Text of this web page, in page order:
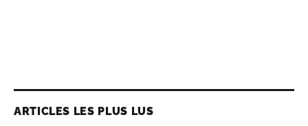
ARTICLES LES PLUS LUS